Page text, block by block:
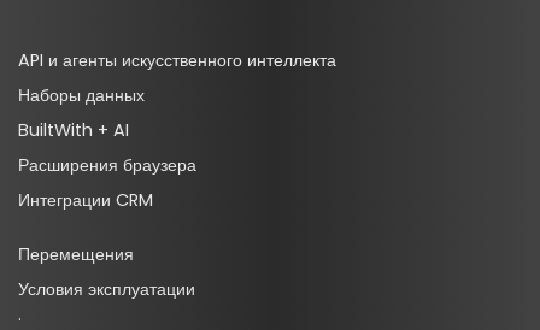
API и агенты искусственного интеллекта
Наборы данных
BuiltWith + AI
Расширения браузера
Интеграции CRM
Перемещения
Условия эксплуатации
·